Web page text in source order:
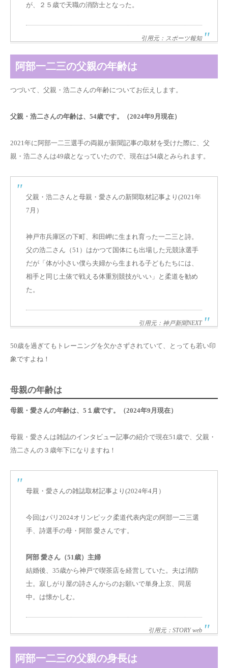
が、２５歳で天職の消防士となった。
引用元：スポーツ報知
阿部一二三の父親の年齢は
つづいて、父親・浩二さんの年齢についてお伝えします。
父親・浩二さんの年齢は、54歳です。（2024年9月現在）
2021年に阿部一二三選手の両親が新聞記事の取材を受けた際に、父
親・浩二さんは49歳となっていたので、現在は54歳とみられます。
父親・浩二さんと母親・愛さんの新聞取材記事より(2021年
7月）
神戸市兵庫区の下町、和田岬に生まれ育った一二三と詩。
父の浩二さん（51）はかつて国体にも出場した元競泳選手
だが「体が小さい僕ら夫婦から生まれる子どもたちには、
相手と同じ土俵で戦える体重別競技がいい」と柔道を勧め
た。
引用元：神戸新聞NEXT
50歳を過ぎてもトレーニングを欠かさずされていて、とっても若い印
象ですよね！
母親の年齢は
母親・愛さんの年齢は、5１歳です。（2024年9月現在）
母親・愛さんは雑誌のインタビュー記事の紹介で現在51歳で、父親・
浩二さんの３歳年下になりますね！
母親・愛さんの雑誌取材記事より(2024年4月）
今回はパリ2024オリンピック柔道代表内定の阿部一二三選
手、詩選手の母・阿部 愛さんです。
阿部 愛さん（51歳）主婦
結婚後、35歳から神戸で喫茶店を経営していた。夫は消防
士。寂しがり屋の詩さんからのお願いで単身上京、同居
中。は懐かしむ。
引用元：STORY web
阿部一二三の父親の身長は